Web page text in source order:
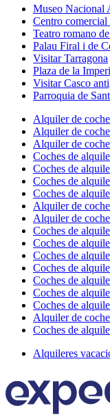
Museo Nacional
Centro comercial
Teatro romano
Palau Firal i de
Visitar Tarragona
Plaza de la
Visitar Casco
Parroquia de
Alquiler de
Alquiler de
Alquiler de
Coches de
Coches de
Coches de
Coches de
Alquiler de
Alquiler de
Coches de
Coches de
Coches de
Coches de
Coches de
Coches de
Coches de
Alquiler de
Coches de
Alquileres